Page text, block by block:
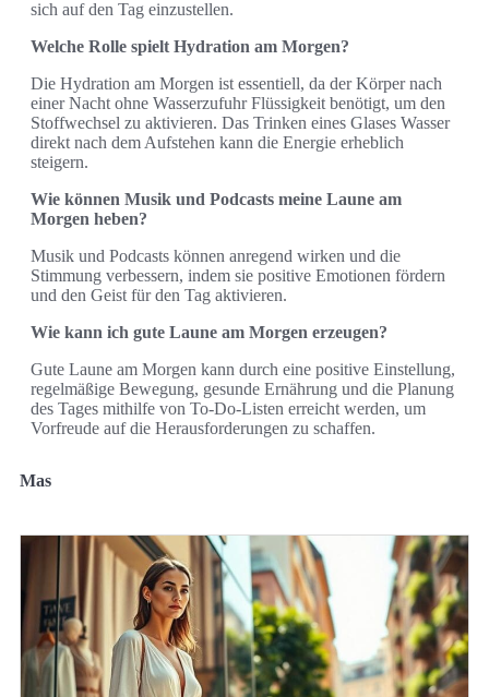
sich auf den Tag einzustellen.
Welche Rolle spielt Hydration am Morgen?
Die Hydration am Morgen ist essentiell, da der Körper nach
einer Nacht ohne Wasserzufuhr Flüssigkeit benötigt, um den
Stoffwechsel zu aktivieren. Das Trinken eines Glases Wasser
direkt nach dem Aufstehen kann die Energie erheblich
steigern.
Wie können Musik und Podcasts meine Laune am
Morgen heben?
Musik und Podcasts können anregend wirken und die
Stimmung verbessern, indem sie positive Emotionen fördern
und den Geist für den Tag aktivieren.
Wie kann ich gute Laune am Morgen erzeugen?
Gute Laune am Morgen kann durch eine positive Einstellung,
regelmäßige Bewegung, gesunde Ernährung und die Planung
des Tages mithilfe von To-Do-Listen erreicht werden, um
Vorfreude auf die Herausforderungen zu schaffen.
Mas